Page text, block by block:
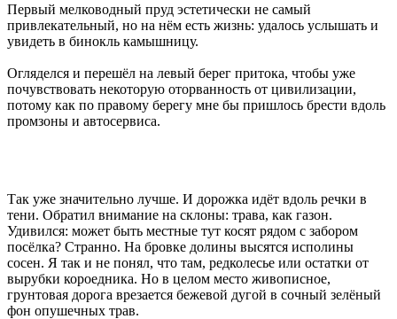
Первый мелководный пруд эстетически не самый
привлекательный, но на нём есть жизнь: удалось услышать и
увидеть в бинокль камышницу.
Огляделся и перешёл на левый берег притока, чтобы уже
почувствовать некоторую оторванность от цивилизации,
потому как по правому берегу мне бы пришлось брести вдоль
промзоны и автосервиса.
Так уже значительно лучше. И дорожка идёт вдоль речки в
тени. Обратил внимание на склоны: трава, как газон.
Удивился: может быть местные тут косят рядом с забором
посёлка? Странно. На бровке долины высятся исполины
сосен. Я так и не понял, что там, редколесье или остатки от
вырубки короедника. Но в целом место живописное,
грунтовая дорога врезается бежевой дугой в сочный зелёный
фон опушечных трав.